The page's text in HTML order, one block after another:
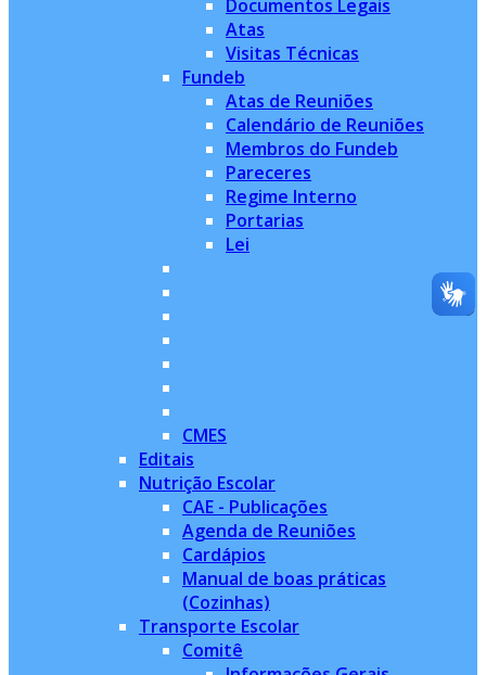
Documentos Legais
Atas
Visitas Técnicas
Fundeb
Atas de Reuniões
Calendário de Reuniões
Membros do Fundeb
Pareceres
Regime Interno
Portarias
Lei
CMES
Editais
Nutrição Escolar
CAE - Publicações
Agenda de Reuniões
Cardápios
Manual de boas práticas
(Cozinhas)
Transporte Escolar
Comitê